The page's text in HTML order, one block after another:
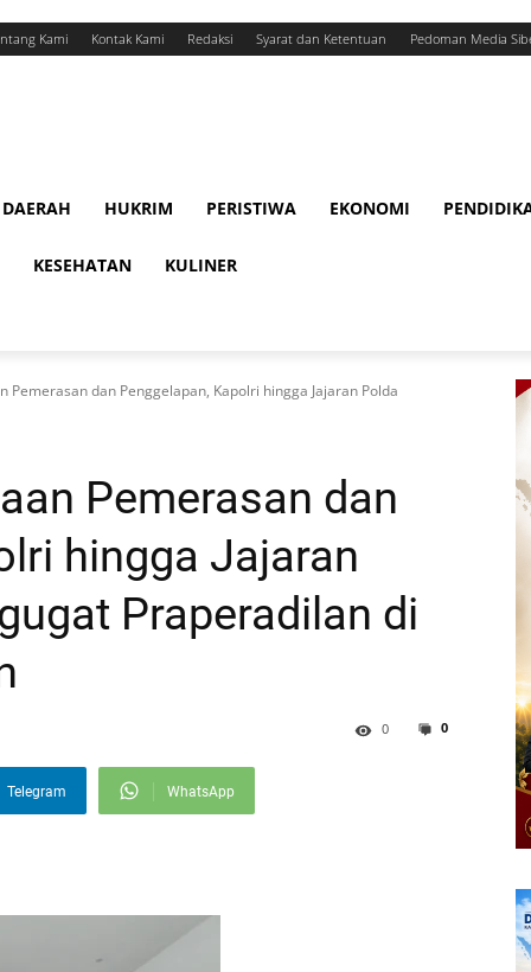
Kami Kontak Kami Redaksi Syarat dan Ketentuan Pedoman Media
DAERAH HUKRIM PERISTIWA EKONOMI
KESEHATAN KULINER
Pemerasan dan Penggelapan, Kapolri hingga Jajaran Polda
Pemerasan dan
hingga Jajaran
Praperadilan di
0
0
Telegram WhatsApp